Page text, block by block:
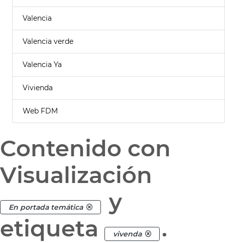
Valencia
Valencia verde
Valencia Ya
Vivienda
Web FDM
Contenido con
Visualización
En portada temática
y
etiqueta
vivenda .